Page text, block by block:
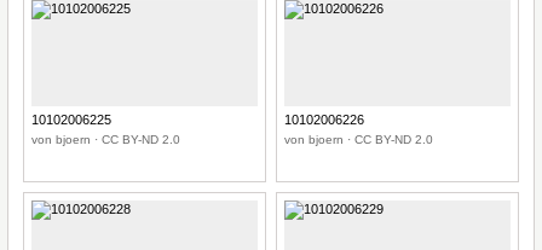
10102006225
von bjoern · CC BY-ND 2.0
10102006226
von bjoern · CC BY-ND 2.0